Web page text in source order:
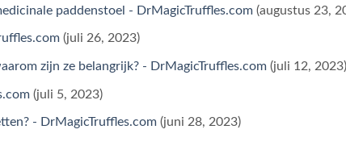
paddenstoel - DrMagicTruffles.com (augustus 23,
(juli 26, 2023)
zijn ze belangrijk? - DrMagicTruffles.com (juli 12, 2023)
(juli 5, 2023)
- DrMagicTruffles.com (juni 28, 2023)